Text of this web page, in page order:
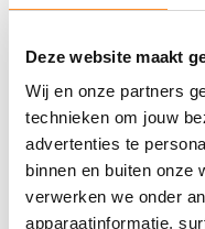
Deze website maakt
Wij en onze partners
technieken om jouw
advertenties te
binnen en buiten onze
verwerken we onder
apparaatinformatie,